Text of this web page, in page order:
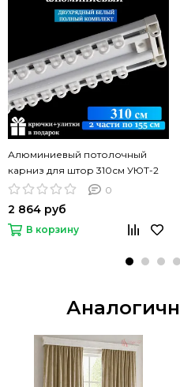
Алюминиевый потолочный
карниз для штор 310см УЮТ-2
двухрядный белый 0
2 864 руб
В корзину